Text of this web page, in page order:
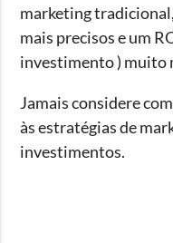
marketing
mais precisos e um
investimento ) muito
Jamais considere
às estratégias de
investimentos.